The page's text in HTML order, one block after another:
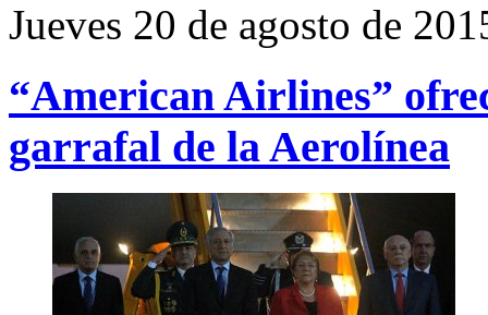
Jueves 20 de agosto de
“American Airlines”
garrafal de la Aerolínea